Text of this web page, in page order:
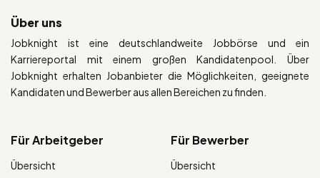
Über uns
Jobknight ist eine deutschlandweite Jobbörse und ein
Karriereportal mit einem großen Kandidatenpool. Über
Jobknight erhalten Jobanbieter die Möglichkeiten, geeignete
Kandidaten und Bewerber aus allen Bereichen zu finden.
Für Arbeitgeber
Übersicht
Für Bewerber
Übersicht